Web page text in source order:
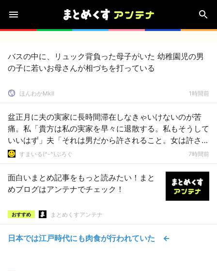
バスの中に、リュック背負った母子がいた 幼稚園児の男
の子に若いお母さんが相づちを打っている
ほんわかMkⅡ 1時間前
盆正月に夫の実家に長時間滞在しなきゃいけないのが苦
痛。私「貴方は私の実家を早々に退散する。私もそうして
いいはず」夫「それは男だから許されること。女は許され
ない」すまいる(^-^)ぶろぐ 7時間前
面白いまとめ記事をもっと読みたい！まと
めブログはアンテナでチェック！
おすすめ まとめくすアンテナ
日本では江戸時代にも肉食が行われていた ←